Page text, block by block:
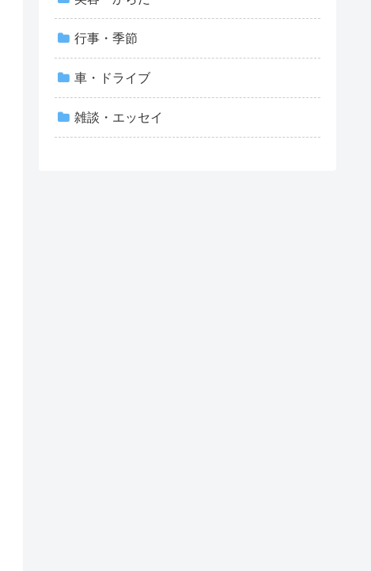
行事・季節
車・ドライブ
雑談・エッセイ